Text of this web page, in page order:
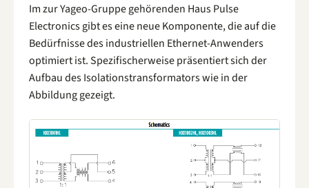
Im zur Yageo-Gruppe gehörenden Haus Pulse
Electronics gibt es eine neue Komponente, die auf die
Bedürfnisse des industriellen Ethernet-Anwenders
optimiert ist. Spezifischerweise präsentiert sich der
Aufbau des Isolationstransformators wie in der
Abbildung gezeigt.